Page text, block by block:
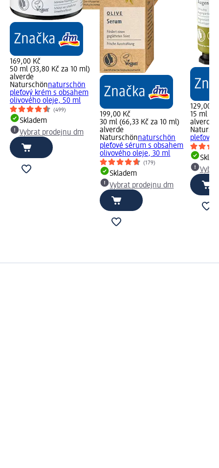
169,00 Kč
50 ml (33,80 Kč za 10 ml)
alverde
Naturschönnaturschön
pleťový krém s obsahem
olivového oleje, 50 ml
(499)
Skladem
Vybrat prodejnu dm
199,00 Kč
30 ml (66,33 Kč za 10 ml)
alverde
Naturschönnaturschön
pleťové sérum s obsahem
olivového oleje, 30 ml
(179)
Skladem
Vybrat prodejnu dm
129,00
15 ml
alverde
pleťový